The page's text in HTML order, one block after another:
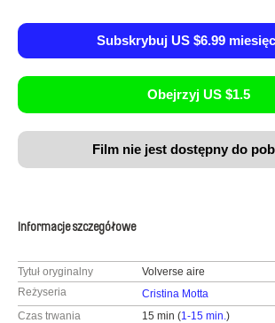
Subskrybuj US $6.99
Obejrzyj US $1.5
Film nie jest dostępny do
Informacje szczegółowe
Tytuł oryginalny
Volverse aire
Reżyseria
Cristina Motta
Czas trwania
15 min (1-15 min.)